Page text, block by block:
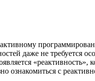
даже не требуется
«реактивность»,
ознакомиться с